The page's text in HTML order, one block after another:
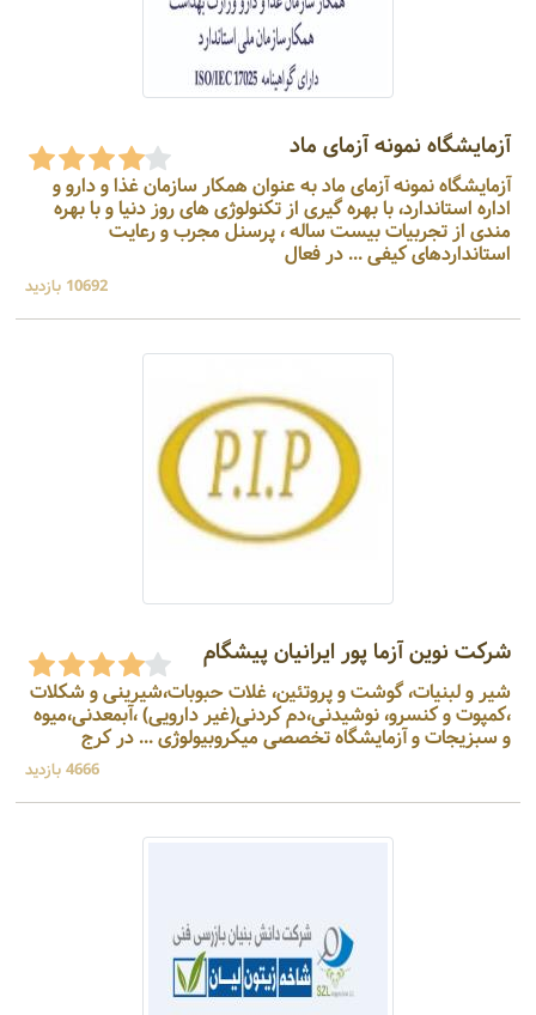
آزمایشگاه نمونه آزمای ماد
آزمایشگاه نمونه آزمای ماد به عنوان همکار سازمان غذا و دارو و
اداره استاندارد، با بهره گیری از تکنولوژی های روز دنیا و با بهره
مندی از تجربیات بیست ساله ، پرسنل مجرب و رعایت
استانداردهای کیفی ... در فعال
10692 بازدید
شرکت نوین آزما پور ایرانیان پیشگام
شير و لبنيات، گوشت و پروتئين، غلات حبوبات،شیرینی و شکلات
،کمپوت و کنسرو، نوشيدنی،دم كردنی(غیر دارویی) ،آبمعدنی،میوه
و سبزیجات و آزمایشگاه تخصصی میکروبیولوژی ... در کرج
4666 بازدید